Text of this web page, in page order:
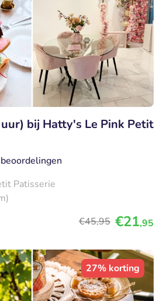
bij Hatty's Le Pink Petit
Patisserie
€45,95 €21,95
27% korting